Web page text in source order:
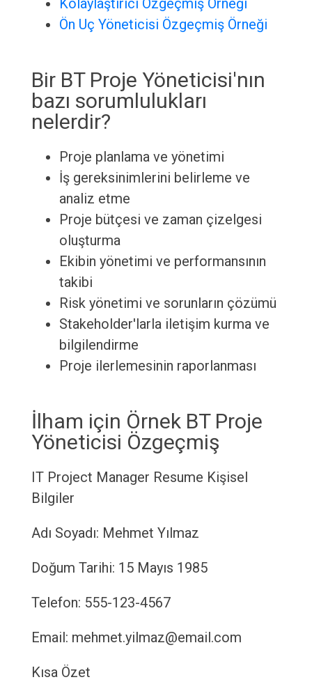
Kolaylaştırıcı Özgeçmiş Örneği
Ön Uç Yöneticisi Özgeçmiş Örneği
Bir BT Proje Yöneticisi'nın
bazı sorumlulukları
nelerdir?
Proje planlama ve yönetimi
İş gereksinimlerini belirleme ve
analiz etme
Proje bütçesi ve zaman çizelgesi
oluşturma
Ekibin yönetimi ve performansının
takibi
Risk yönetimi ve sorunların çözümü
Stakeholder'larla iletişim kurma ve
bilgilendirme
Proje ilerlemesinin raporlanması
İlham için Örnek BT Proje
Yöneticisi Özgeçmiş
IT Project Manager Resume Kişisel
Bilgiler
Adı Soyadı: Mehmet Yılmaz
Doğum Tarihi: 15 Mayıs 1985
Telefon: 555-123-4567
Email: mehmet.yilmaz@email.com
Kısa Özet